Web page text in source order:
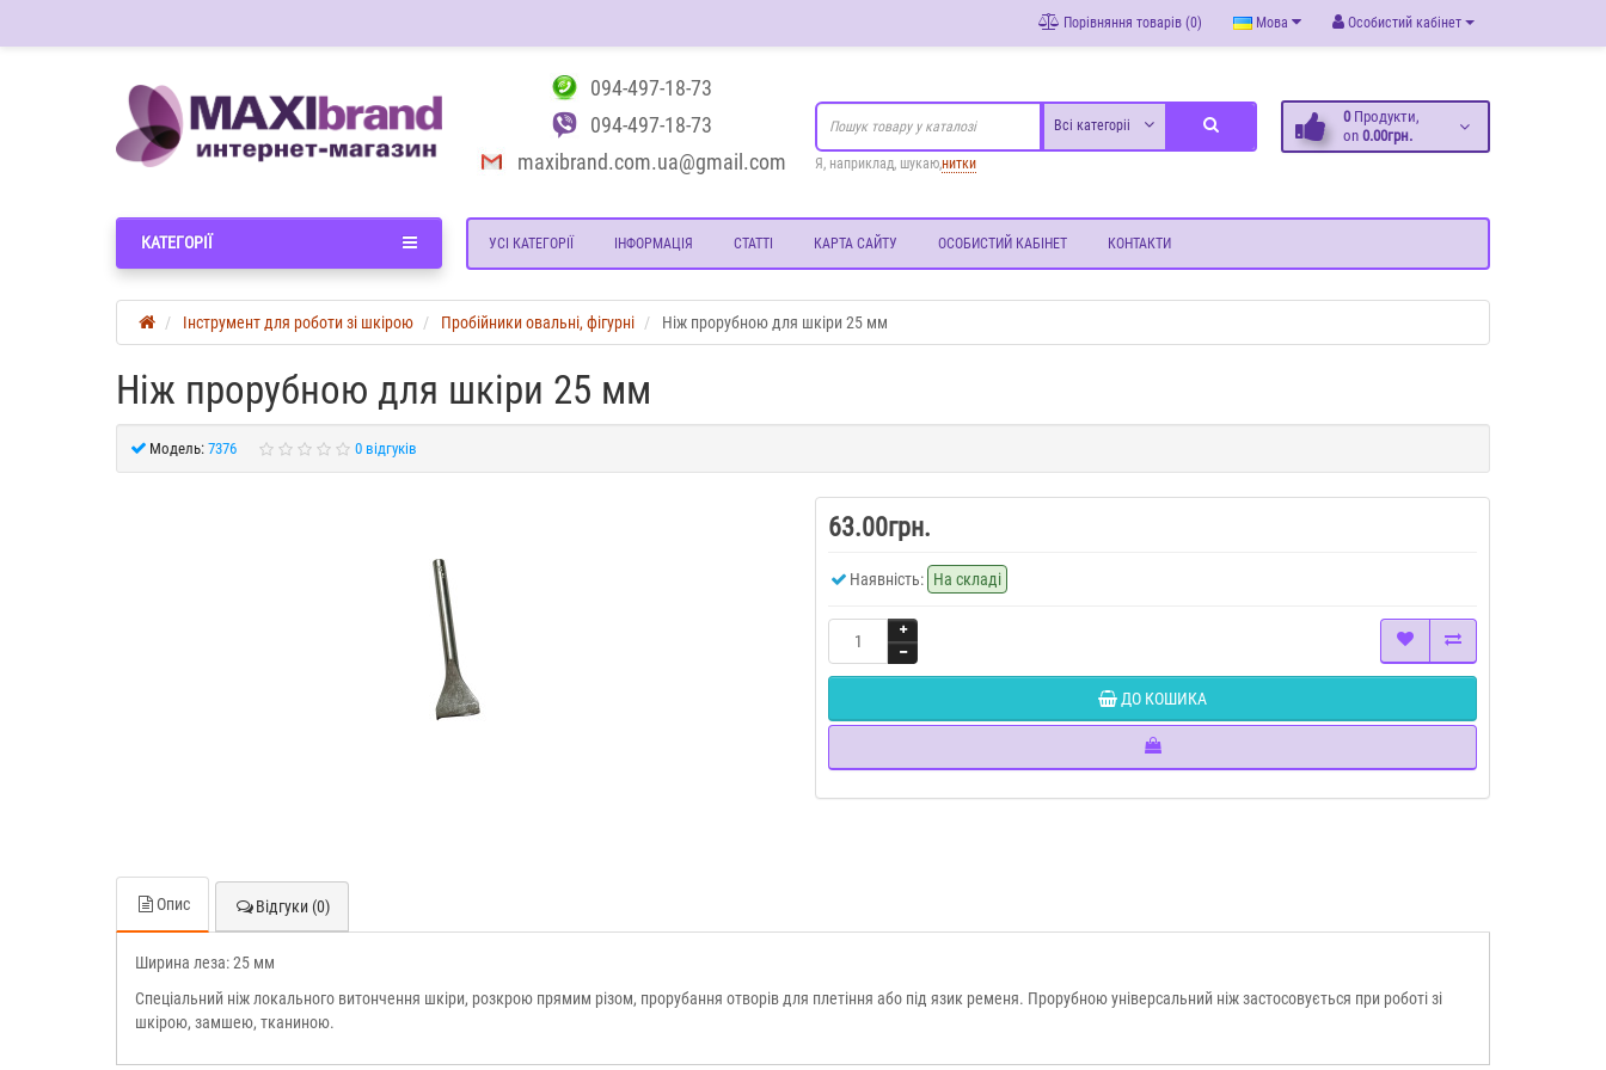
Особистий кабінет
Мова
Порівняння товарів (0)
094-497-18-73
094-497-18-73
maxibrand.com.ua@gmail.com
0 Продукти,
on 0.00грн.
Всі категоріі
Я, наприклад, шукаю,нитки
УСІ КАТЕГОРІЇ ІНФОРМАЦІЯ СТАТТІ КАРТА САЙТУ ОСОБИСТИЙ КАБІНЕТ КОНТАКТИ
КАТЕГОРІЇ
Інструмент для роботи зі шкірою Пробійники овальні, фігурні Ніж прорубною для шкіри 25 мм
Ніж прорубною для шкіри 25 мм
Модель: 7376 0 відгуків
63.00грн.
Наявність: На складі
ДО КОШИКА
Опис Відгуки (0)
Ширина леза: 25 мм
Спеціальний ніж локального витончення шкіри, розкрою прямим різом, прорубання отворів для плетіння або під язик ременя. Прорубною універсальний ніж застосовується при роботі зі
шкірою, замшею, тканиною.